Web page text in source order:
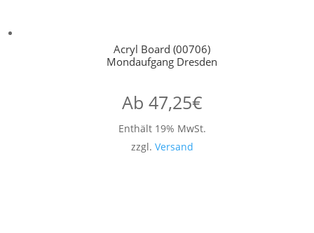
Acryl Board (00706)
Mondaufgang Dresden
Ab 47,25€
Enthält 19% MwSt.
zzgl. Versand